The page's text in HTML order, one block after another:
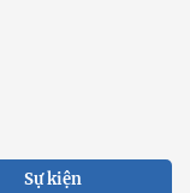
Sự kiện